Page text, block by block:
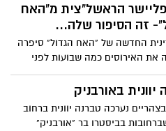
פליישר הראשל"צית מ"האח
זה הסיפור שלה...
החדשה של "האח הגדול" סיפרה
את האירוסים כמה שבועות לפני
לבית? אז זהו, שרינת פליישר לא
זאת מיוזמתה. כמה דרמה....
יוונית באורבניק
נערכה טברנה יוונית ברחוב
בביסטרו בר "אורבניק"